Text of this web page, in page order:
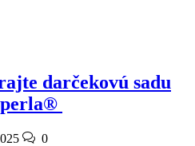
darčekovú sadu
perla®
0